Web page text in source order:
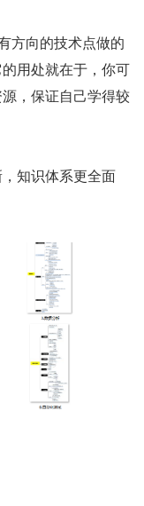
方向的技术点做的
用处就在于，你可
，保证自己学得较
知识体系更全面